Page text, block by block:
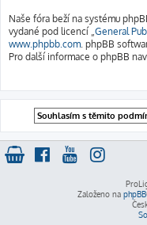
Naše fóra beží na systému
vydané pod licencí „General
www.phpbb.com. phpBB
Pro další informace o phpBB
Založeno na phpBB